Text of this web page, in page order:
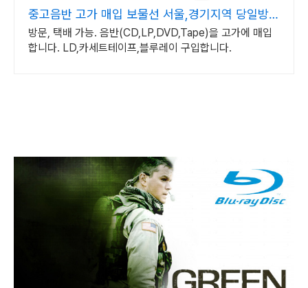
중고음반 고가 매입 보물선 서울,경기지역 당일방문
가능
방문, 택배 가능. 음반(CD,LP,DVD,Tape)을 고가에 매입
합니다. LD,카세트테이프,블루레이 구입합니다.